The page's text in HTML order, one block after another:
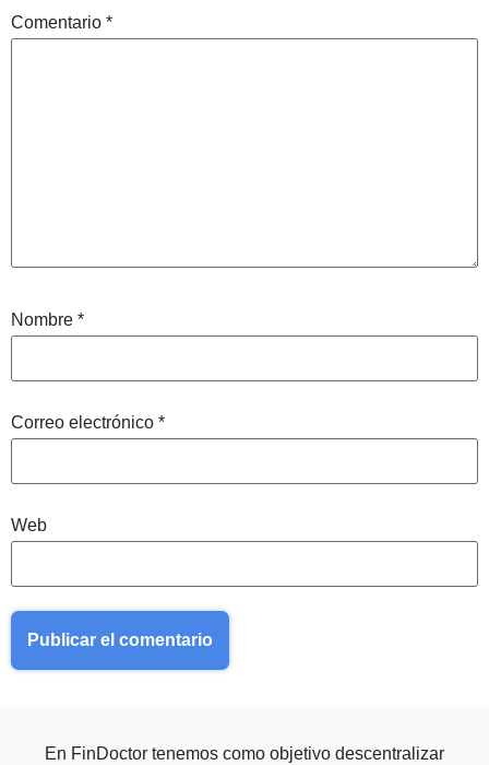
Comentario *
Nombre *
Correo electrónico *
Web
En FinDoctor tenemos como objetivo descentralizar